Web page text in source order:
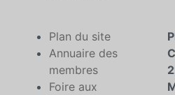
Plan du site
Annuaire des
membres
Foire aux